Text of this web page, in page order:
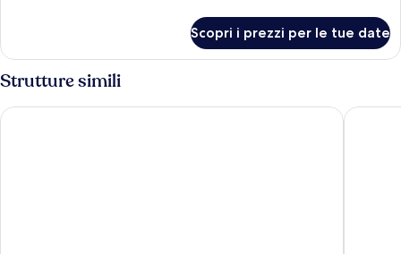
letti
2
letti
con
2
letti
singoli,
2
Scopri i prezzi per le tue date
Strutture simili
Radisson Blu Beke Hotel, Budapest H2